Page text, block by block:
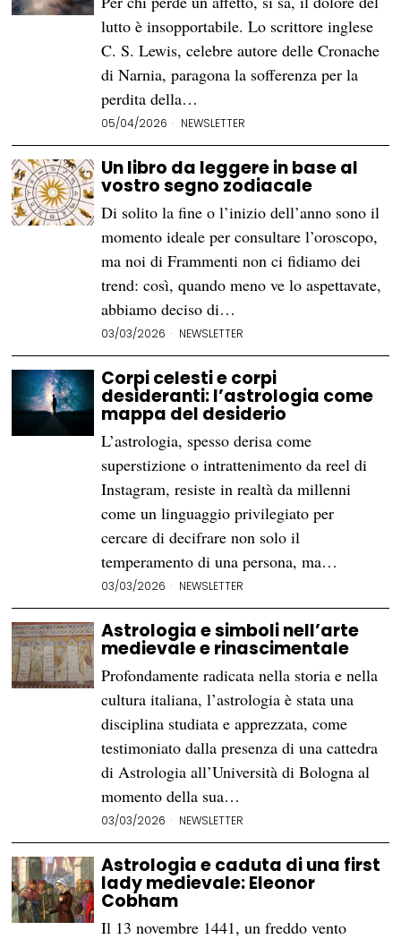
lutto è insopportabile. Lo scrittore inglese
C. S. Lewis, celebre autore delle Cronache
di Narnia, paragona la sofferenza per la
perdita della…
05/04/2026 NEWSLETTER
Un libro da leggere in base al
vostro segno zodiacale
Di solito la fine o l’inizio dell’anno sono il
momento ideale per consultare l’oroscopo,
ma noi di Frammenti non ci fidiamo dei
trend: così, quando meno ve lo aspettavate,
abbiamo deciso di…
03/03/2026 NEWSLETTER
Corpi celesti e corpi
desideranti: l’astrologia come
mappa del desiderio
L’astrologia, spesso derisa come
superstizione o intrattenimento da reel di
Instagram, resiste in realtà da millenni
come un linguaggio privilegiato per
cercare di decifrare non solo il
temperamento di una persona, ma…
03/03/2026 NEWSLETTER
Astrologia e simboli nell’arte
medievale e rinascimentale
Profondamente radicata nella storia e nella
cultura italiana, l’astrologia è stata una
disciplina studiata e apprezzata, come
testimoniato dalla presenza di una cattedra
di Astrologia all’Università di Bologna al
momento della sua…
03/03/2026 NEWSLETTER
Astrologia e caduta di una first
lady medievale: Eleonor
Cobham
Il 13 novembre 1441, un freddo vento